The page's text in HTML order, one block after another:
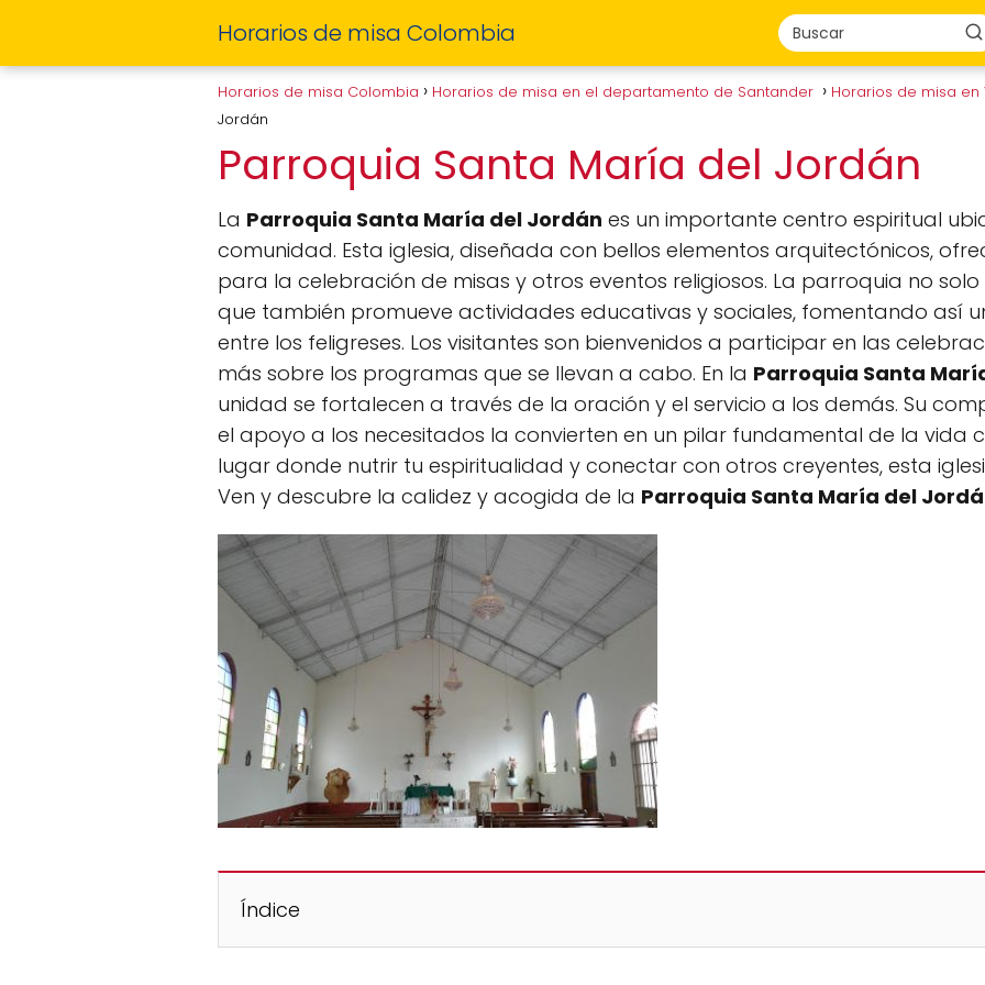
Horarios de misa Colombia
Horarios de misa Colombia Horarios de misa en el departamento de Santander
Horarios de misa
Jordán
Parroquia Santa María del Jordán
La Parroquia Santa María del Jordán es un importante centro espiritual
comunidad. Esta iglesia, diseñada con bellos elementos arquitectónicos,
para la celebración de misas y otros eventos religiosos. La parroquia no
que también promueve actividades educativas y sociales, fomentando así
entre los feligreses. Los visitantes son bienvenidos a participar en las
más sobre los programas que se llevan a cabo. En la Parroquia Santa
unidad se fortalecen a través de la oración y el servicio a los demás. Su
el apoyo a los necesitados la convierten en un pilar fundamental de la vida
lugar donde nutrir tu espiritualidad y conectar con otros creyentes, esta
Ven y descubre la calidez y acogida de la Parroquia Santa María del
Índice